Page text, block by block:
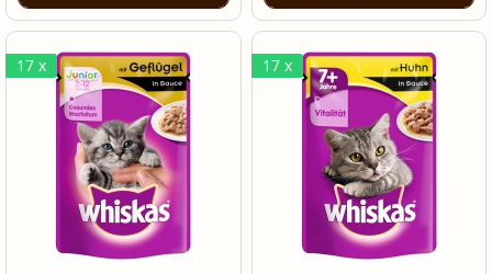
17 x 17 x